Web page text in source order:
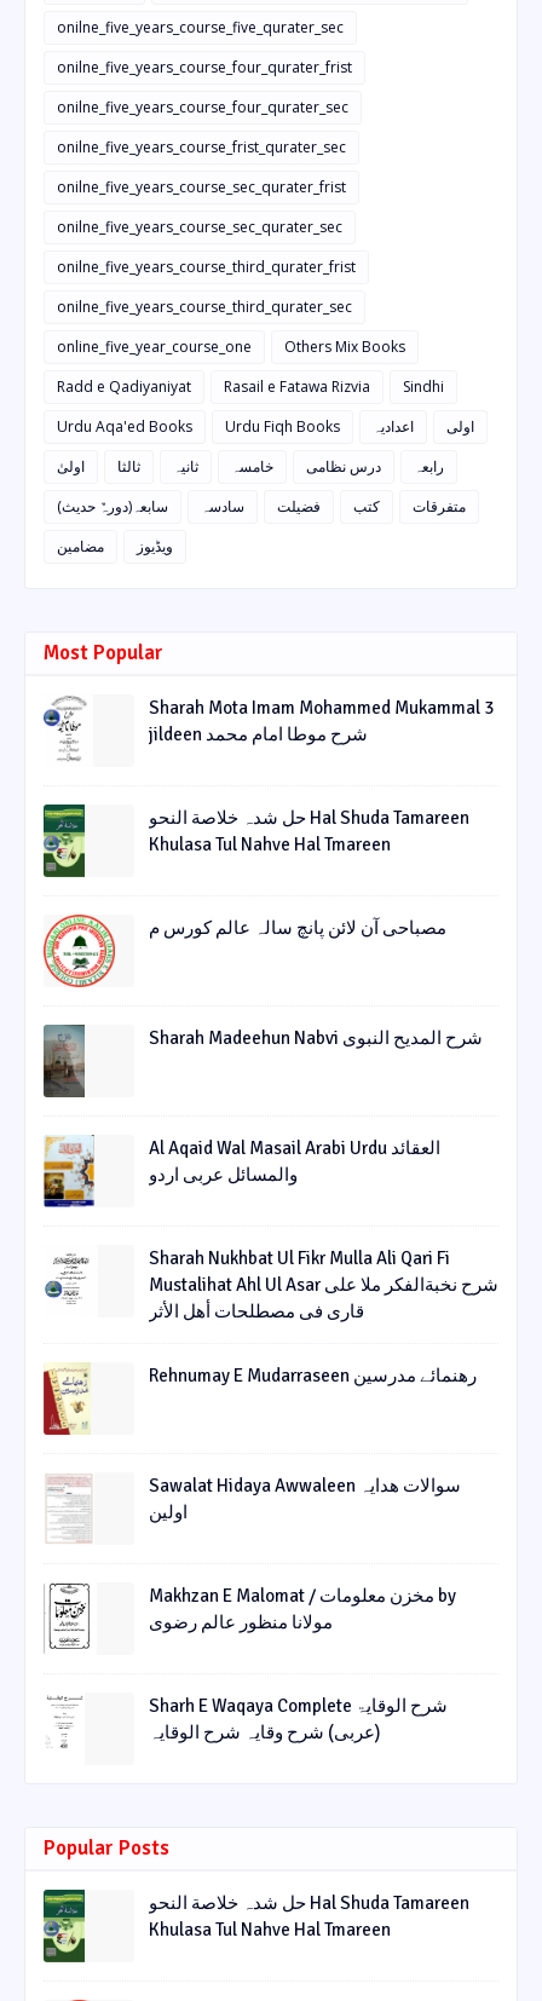
onilne_five_years_course_five_qurater_sec
onilne_five_years_course_four_qurater_frist
onilne_five_years_course_four_qurater_sec
onilne_five_years_course_frist_qurater_sec
onilne_five_years_course_sec_qurater_frist
onilne_five_years_course_sec_qurater_sec
onilne_five_years_course_third_qurater_frist
onilne_five_years_course_third_qurater_sec
online_five_year_course_one
Others Mix Books
Radd e Qadiyaniyat
Rasail e Fatawa Rizvia
Sindhi
Urdu Aqa'ed Books
Urdu Fiqh Books اعدادیہ
اولی
اولیٰ
ثالثا ثانیہ خامسہ درس نظامی
رابعہ
سابعہ(دورہٌ حدیث)
سادسہ فضیلت کتب
متفرقات
مضامین
ویڈیوز
Most Popular
Sharah Mota Imam Mohammed Mukammal 3
jildeen شرح موطا امام محمد
حل شدہ خلاصة النحو Hal Shuda Tamareen
Khulasa Tul Nahve Hal Tmareen
مصباحی آن لائن پانچ سالہ عالم کورس م
Sharah Madeehun Nabvi شرح المدیح النبوی
Al Aqaid Wal Masail Arabi Urdu العقائد
والمسائل عربی اردو
Sharah Nukhbat Ul Fikr Mulla Ali Qari Fi
Mustalihat Ahl Ul Asar شرح نخبةالفکر ملا علی
قاری فی مصطلحات أھل الأثر
Rehnumay E Mudarraseen رهنمائے مدرسین
Sawalat Hidaya Awwaleen سوالات ھدایہ
اولین
Makhzan E Malomat / مخزن معلومات by
مولانا منظور عالم رضوی
Sharh E Waqaya Complete شرح الوقایۃ
(عربی) شرح وقایہ شرح الوقایہ
Popular Posts
حل شدہ خلاصة النحو Hal Shuda Tamareen
Khulasa Tul Nahve Hal Tmareen